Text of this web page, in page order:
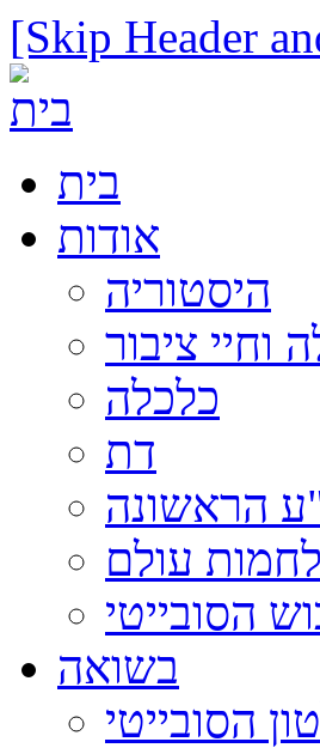
[Skip Header
בית
אודות
היסטוריה
וחיי ציבור
כלכלה
דת
הראשונה
עולם
הסובייטי
בשואה
הסובייטי